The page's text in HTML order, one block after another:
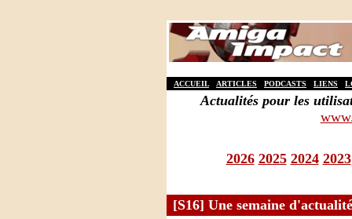
ACCUEIL ARTICLES PODCASTS LIENS
Actualités pour les
2026 2025 2024 2023
[S16] Une semaine